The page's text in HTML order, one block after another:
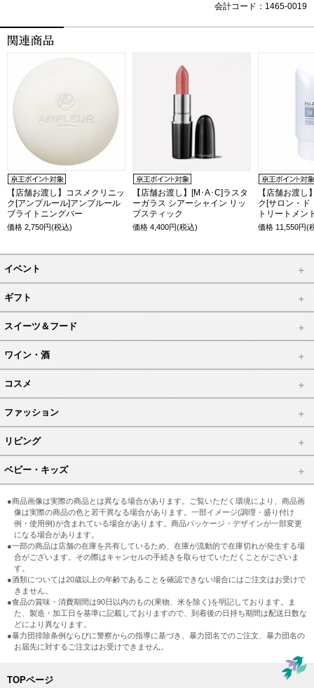
会計コード：1465-0019
【店舗お渡し】コスメクリニッ
ク[アンプルール]アンプルール
ブライトニングバー
価格 2,750円(税込)
【店舗お渡し】[M･A･C]ラスタ
ーガラス シアーシャイン リッ
プスティック
価格4,400円(税込)
【店舗お渡し
ク[サロン・ド
トリートメン
価格11,550円(
イベント
ギフト
スイーツ＆フード
ワイン・酒
コスメ
ファッション
リビング
ベビー・キッズ
●商品画像は実際の商品とは異なる場合があります。ご覧いただく環境により、商品画
像は実際の商品の色と若干異なる場合があります。一部イメージ(調理・盛り付け
例・使用例)が含まれている場合があります。商品パッケージ・デザインが一部変更
になる場合があります。
●一部の商品は店舗の在庫を共有しているため、在庫が流動的で在庫切れが発生する場
合がございます。その際はキャンセルの手続きを取らせていただくことがございま
す。
●酒類については20歳以上の年齢であることを確認できない場合にはご注文はお受けで
きません。
●食品の賞味・消費期間は90日以内のもの(果物、米を除く)を明記しております。ま
た、製造・加工日を基準に記載しておりますので、到着後の日持ち期間は配送日数な
どにより異なります。
●暴力団排除条例ならびに警察からの指導に基づき、暴力団名でのご注文、暴力団名の
お届先に対するご注文はお受けできません。
TOPページ